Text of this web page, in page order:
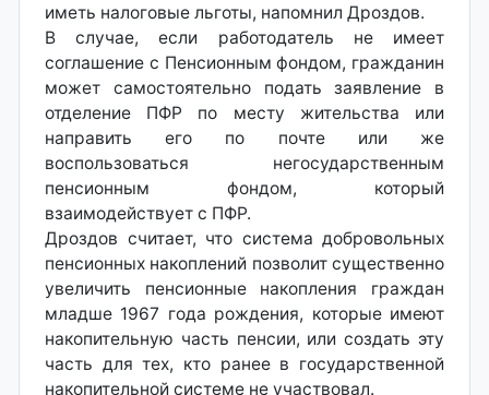
иметь налоговые льготы, напомнил Дроздов.
В случае, если работодатель не имеет
соглашение с Пенсионным фондом, гражданин
может самостоятельно подать заявление в
отделение ПФР по месту жительства или
направить его по почте или же
воспользоваться негосударственным
пенсионным фондом, который
взаимодействует с ПФР.
Дроздов считает, что система добровольных
пенсионных накоплений позволит существенно
увеличить пенсионные накопления граждан
младше 1967 года рождения, которые имеют
накопительную часть пенсии, или создать эту
часть для тех, кто ранее в государственной
накопительной системе не участвовал.